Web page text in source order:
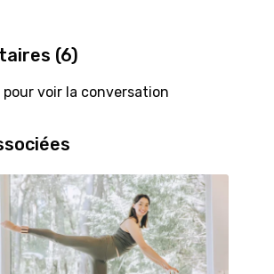
de ce programme si vous avez des
enceinte, postnatale, allaitante ou
à se substituer à un avis
conseils de non experts.
(6)
pour voir la conversation